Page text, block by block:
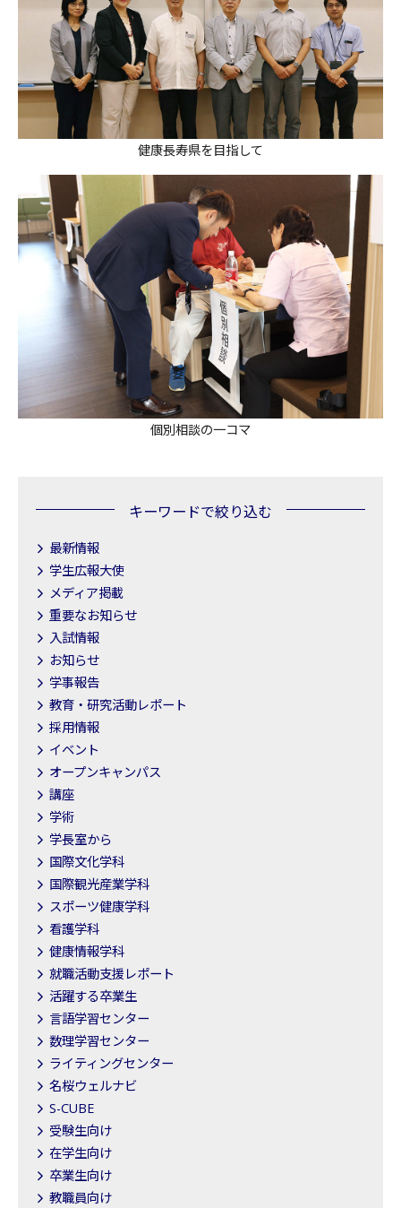
健康長寿県を目指して
個別相談の一コマ
キーワードで絞り込む
最新情報
学生広報大使
メディア掲載
重要なお知らせ
入試情報
お知らせ
学事報告
教育・研究活動レポート
採用情報
イベント
オープンキャンパス
講座
学術
学長室から
国際文化学科
国際観光産業学科
スポーツ健康学科
看護学科
健康情報学科
就職活動支援レポート
活躍する卒業生
言語学習センター
数理学習センター
ライティングセンター
名桜ウェルナビ
S-CUBE
受験生向け
在学生向け
卒業生向け
教職員向け